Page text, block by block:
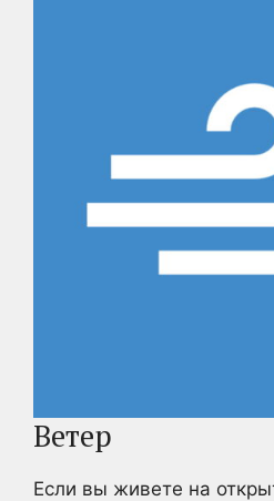
Ветер
Если вы живете на